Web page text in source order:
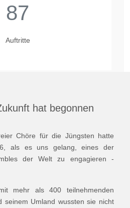
87
Auftritte
hat begonnen
Chöre für die Jüngsten hatte
als es uns gelang, eines der
der Welt zu engagieren -
mehr als 400 teilnehmenden
seinem Umland wussten sie nicht